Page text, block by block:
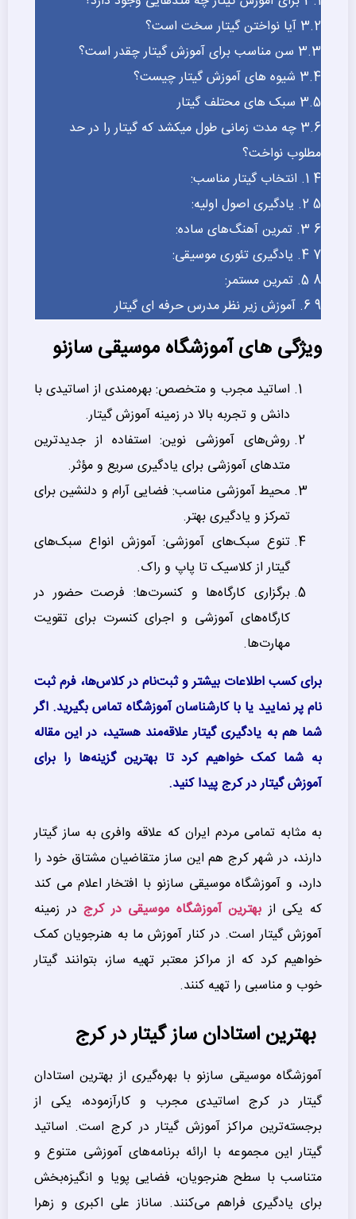
3.2 آیا نواختن گیتار سخت است؟
3.3 سن مناسب براى آموزش گیتار چقدر است؟
3.4 شیوه های آموزش گیتار چیست؟
3.5 سبک های محتلف گیتار
3.6 چه مدت زمانی طول میکشد که گیتار را در حد
مطلوب نواخت؟
4 1. انتخاب گیتار مناسب:
5 2. یادگیری اصول اولیه:
6 3. تمرین آهنگ‌های ساده:
7 4. یادگیری تئوری موسیقی:
8 5. تمرین مستمر:
9 6. آموزش زیر نظر مدرس حرفه ای گیتار
ویژگی های آموزشگاه موسیقی سازنو
اساتید مجرب و متخصص: بهره‌مندی از اساتیدی با
دانش و تجربه بالا در زمینه آموزش گیتار.
روش‌های آموزشی نوین: استفاده از جدیدترین
متدهای آموزشی برای یادگیری سریع و مؤثر.
محیط آموزشی مناسب: فضایی آرام و دلنشین برای
تمرکز و یادگیری بهتر.
تنوع سبک‌های آموزشی: آموزش انواع سبک‌های
گیتار از کلاسیک تا پاپ و راک.
برگزاری کارگاه‌ها و کنسرت‌ها: فرصت حضور در
کارگاه‌های آموزشی و اجرای کنسرت برای تقویت
مهارت‌ها.
برای کسب اطلاعات بیشتر و ثبت‌نام در کلاس‌ها، فرم ثبت
نام پر نمایید یا با کارشناسان آموزشگاه تماس بگیرید. اگر
شما هم به یادگیری گیتار علاقه‌مند هستید، در این مقاله
به شما کمک خواهیم کرد تا بهترین گزینه‌ها را برای
آموزش گیتار در کرج پیدا کنید.
به مثابه تمامی مردم ایران که علاقه وافری به ساز گیتار
دارند، در شهر کرج هم این ساز متقاضیان مشتاق خود را
دارد، و آموزشگاه موسیقی سازنو با افتخار اعلام می کند
که یکی از بهترین آموزشگاه موسیقی در کرجدر زمینه
آموزش گیتار است. در کنار آموزش ما به هنرجویان کمک
خواهیم کرد که از مراکز معتبر تهیه ساز، بتوانند گیتار
خوب و مناسبی را تهیه کنند.
بهترین استادان ساز گیتار در کرج
آموزشگاه موسیقی سازنو با بهره‌گیری از بهترین استادان
گیتار در کرج اساتیدی مجرب و کارآزموده، یکی از
برجسته‌ترین مراکز آموزش گیتار در کرج است. اساتید
گیتار این مجموعه با ارائه برنامه‌های آموزشی متنوع و
متناسب با سطح هنرجویان، فضایی پویا و انگیزه‌بخش
برای یادگیری فراهم می‌کنند. ساناز علی اکبری و زهرا